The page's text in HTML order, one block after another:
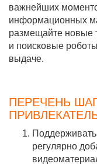
важнейших
информационных
размещайте новые
и поисковые
выдаче.
ПЕРЕЧЕНЬ
регулярно